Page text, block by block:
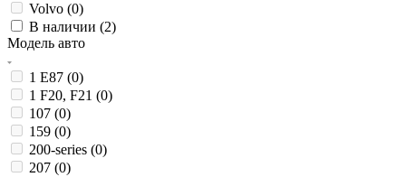
Volvo (0)
В наличии (2)
Модель авто
1 E87 (0)
1 F20, F21 (0)
107 (0)
159 (0)
200-series (0)
207 (0)